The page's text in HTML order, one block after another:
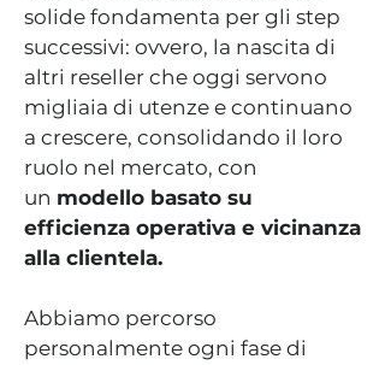
solide fondamenta per gli step
successivi: ovvero, la nascita di
altri reseller che oggi servono
migliaia di utenze e continuano
a crescere, consolidando il loro
ruolo nel mercato, con
un modello basato su
efficienza operativa e vicinanza
alla clientela.
Abbiamo percorso
personalmente ogni fase di